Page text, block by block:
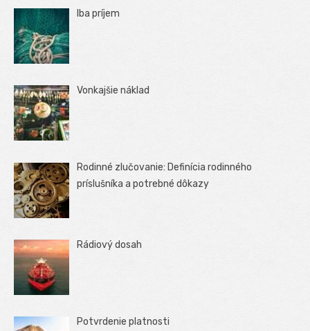
Iba príjem
Vonkajšie náklad
Rodinné zlučovanie: Definícia rodinného
príslušníka a potrebné dôkazy
Rádiový dosah
Potvrdenie platnosti